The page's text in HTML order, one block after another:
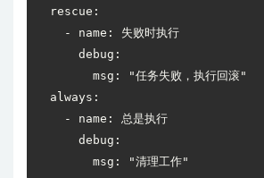
  rescue:
    - name: 失败时执行
      debug:
        msg: "任务失败，执行回滚"
  always:
    - name: 总是执行
      debug:
        msg: "清理工作"